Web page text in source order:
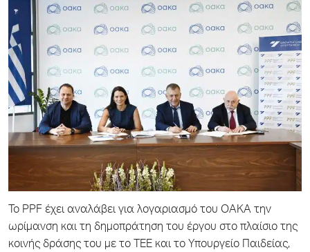
Το PPF έχει αναλάβει για λογαριασμό του ΟΑΚΑ την
ωρίμανση και τη δημοπράτηση του έργου στο πλαίσιο της
κοινής δράσης του με το ΤΕΕ και το Υπουργείο Παιδείας,